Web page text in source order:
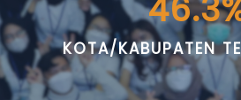
KOTA/KABUPATEN